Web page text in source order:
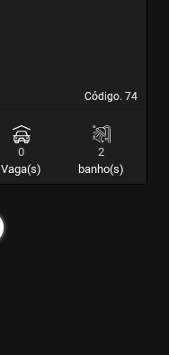
Código. 74
Código. 74
0
Vaga(s)
2
banho(s)